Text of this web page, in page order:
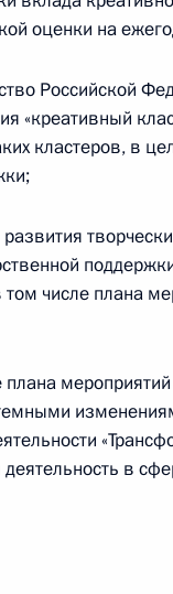
повышающие
оценки на
Российской
«креативный
кластеров, в
числе плана
в